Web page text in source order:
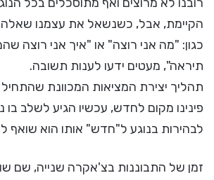
הקיימת, אבל, כשנשאל את עצמנו
כגון: "מה אני רוצה" או "איך אני רוצה
תיראה", מעטים ידעו לענות תשובה.
תהליך יצירת המציאות המכוונת
פינינו מקום לחדש, עכשיו הגיע לשלב
לבהירות בנוגע ל"חדש" אותו הוא שואף
זמן של התבוננות בצ'אקרה שנייה, שם